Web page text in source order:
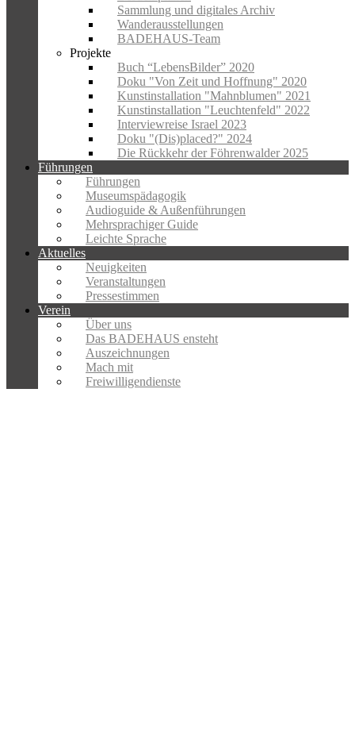
Sammlung und digitales Archiv
Wanderausstellungen
BADEHAUS-Team
Projekte
Buch “LebensBilder” 2020
Doku "Von Zeit und Hoffnung" 2020
Kunstinstallation "Mahnblumen" 2021
Kunstinstallation "Leuchtenfeld" 2022
Interviewreise Israel 2023
Doku "(Dis)placed?" 2024
Die Rückkehr der Föhrenwalder 2025
Führungen
Führungen
Museumspädagogik
Audioguide & Außenführungen
Mehrsprachiger Guide
Leichte Sprache
Aktuelles
Neuigkeiten
Veranstaltungen
Pressestimmen
Verein
Über uns
Das BADEHAUS ensteht
Auszeichnungen
Mach mit
Freiwilligendienste